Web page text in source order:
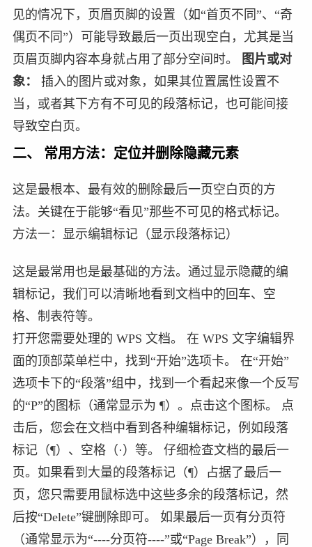
见的情况下，页眉页脚的设置（如“首页不同”、“奇
偶页不同”）可能导致最后一页出现空白，尤其是当
页眉页脚内容本身就占用了部分空间时。
图片或对
象：
插入的图片或对象，如果其位置属性设置不
当，或者其下方有不可见的段落标记，也可能间接
导致空白页。
二、 常用方法：定位并删除隐藏元素
这是最根本、最有效的删除最后一页空白页的方
法。关键在于能够“看见”那些不可见的格式标记。
方法一：显示编辑标记（显示段落标记）
这是最常用也是最基础的方法。通过显示隐藏的编
辑标记，我们可以清晰地看到文档中的回车、空
格、制表符等。
打开您需要处理的 WPS 文档。 在 WPS 文字编辑界
面的顶部菜单栏中，找到“开始”选项卡。 在“开始”
选项卡下的“段落”组中，找到一个看起来像一个反写
的“P”的图标（通常显示为 ¶）。点击这个图标。 点
击后，您会在文档中看到各种编辑标记，例如段落
标记（¶）、空格（·）等。 仔细检查文档的最后一
页。如果看到大量的段落标记（¶）占据了最后一
页，您只需要用鼠标选中这些多余的段落标记，然
后按“Delete”键删除即可。 如果最后一页有分页符
（通常显示为“----分页符----”或“Page Break”），同